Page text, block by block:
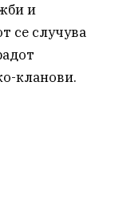
и
се случува
кланови.